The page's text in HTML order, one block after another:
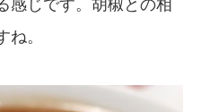
感じです。胡椒との相
。